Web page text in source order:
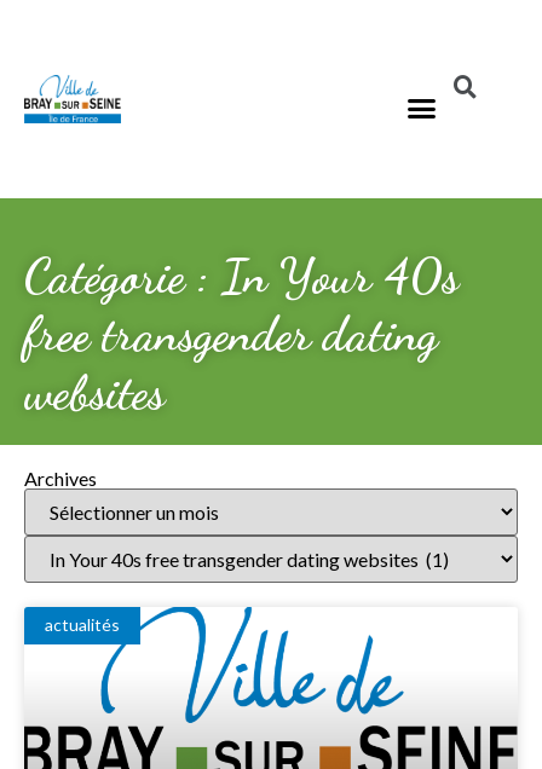
Catégorie : In Your 40s
free transgender dating
websites
Archives
actualités